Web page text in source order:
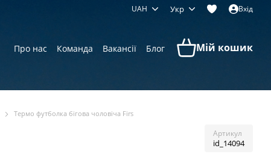
UAH Укр Вхід
Про нас Команда Вакансії Блог Мій кошик
Термо футболка бігова чоловіча Firs
Артикул
id_14094